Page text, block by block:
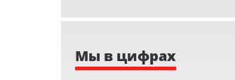
Мы в цифрах